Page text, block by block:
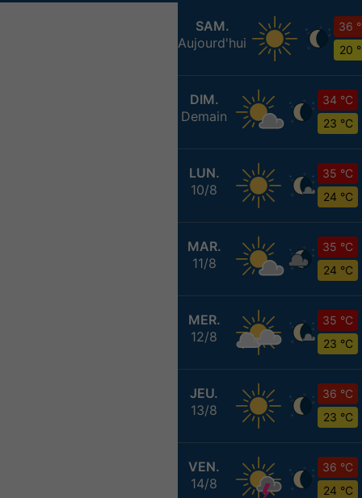
SAM.
Aujourd'hui
36
20
DIM.
Demain
34 °C
23 °C
LUN.
10/8
35 °C
24 °C
MAR.
11/8
35 °C
24 °C
MER.
12/8
35 °C
23 °C
JEU.
13/8
36 °C
23 °C
VEN.
14/8
36 °C
24 °C